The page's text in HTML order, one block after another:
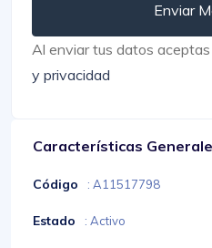
Enviar
Al enviar tus datos aceptas
y privacidad
Características
Código : A11517798
Estado : Activo